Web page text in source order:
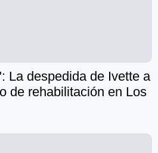
La despedida de Ivette a
de rehabilitación en Los